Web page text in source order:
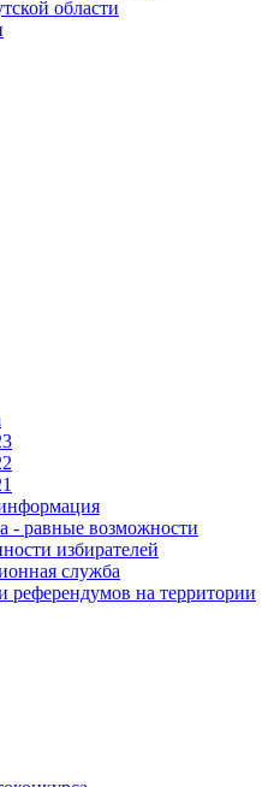
области
- равные возможности
избирателей
служба
референдумов на территории